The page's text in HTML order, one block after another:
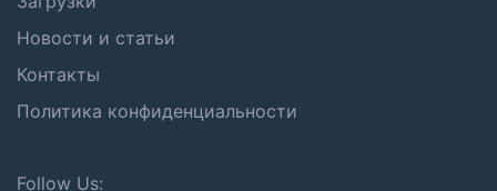
Новости и статьи
Контакты
Политика конфиденциальности
Follow Us: